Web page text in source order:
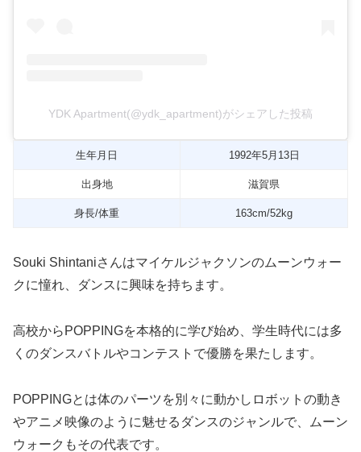
YDK Apartment(@ydk_apartment)がシェアした投稿
生年月日 1992年5月13日
出身地 滋賀県
身長/体重 163cm/52kg
Souki Shintaniさんはマイケルジャクソンのムーンウォー
クに憧れ、ダンスに興味を持ちます。
高校からPOPPINGを本格的に学び始め、学生時代には多
くのダンスバトルやコンテストで優勝を果たします。
POPPINGとは体のパーツを別々に動かしロボットの動き
やアニメ映像のように魅せるダンスのジャンルで、ムーン
ウォークもその代表です。